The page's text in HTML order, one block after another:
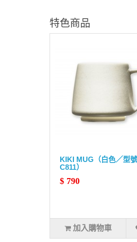
特色商品
KIKI MUG（白色／型號
C811）
$ 790
加入購物車